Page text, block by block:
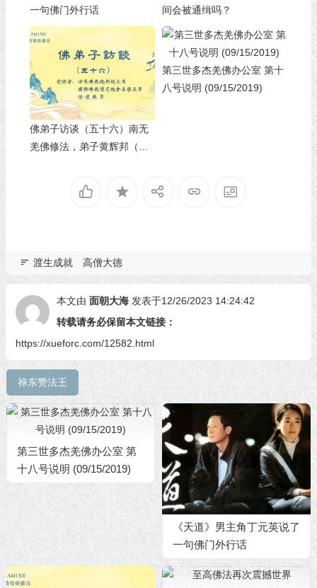
一句佛门外行话
间会被通缉吗？
佛弟子访谈（五十六）南无
羌佛修法，弟子黄辉邦（慧
第三世多杰羌佛办公室 第十
八号说明 (09/15/2019)
渡生成就 高僧大德
本文由 面朝大海 发表于12/26/2023 14:24:42
转载请务必保留本文链接：
https://xueforc.com/12582.html
禄东赞法王
第三世多杰羌佛办公室 第
十八号说明 (09/15/2019)
《天道》男主角丁元英说了
一句佛门外行话